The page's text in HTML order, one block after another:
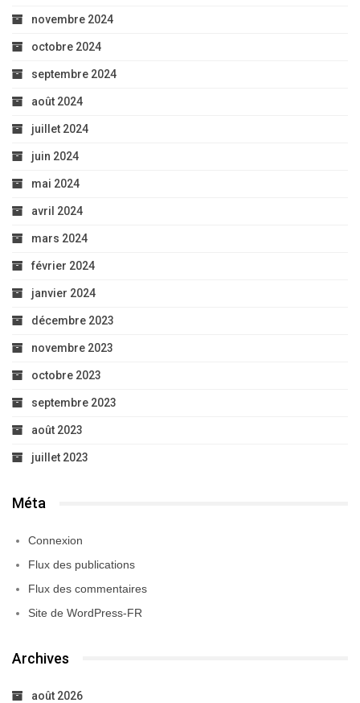
novembre 2024
octobre 2024
septembre 2024
août 2024
juillet 2024
juin 2024
mai 2024
avril 2024
mars 2024
février 2024
janvier 2024
décembre 2023
novembre 2023
octobre 2023
septembre 2023
août 2023
juillet 2023
Méta
Connexion
Flux des publications
Flux des commentaires
Site de WordPress-FR
Archives
août 2026